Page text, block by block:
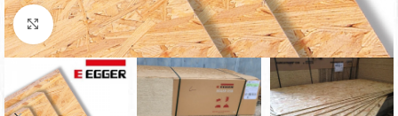
Нажмите, чтобы увеличить